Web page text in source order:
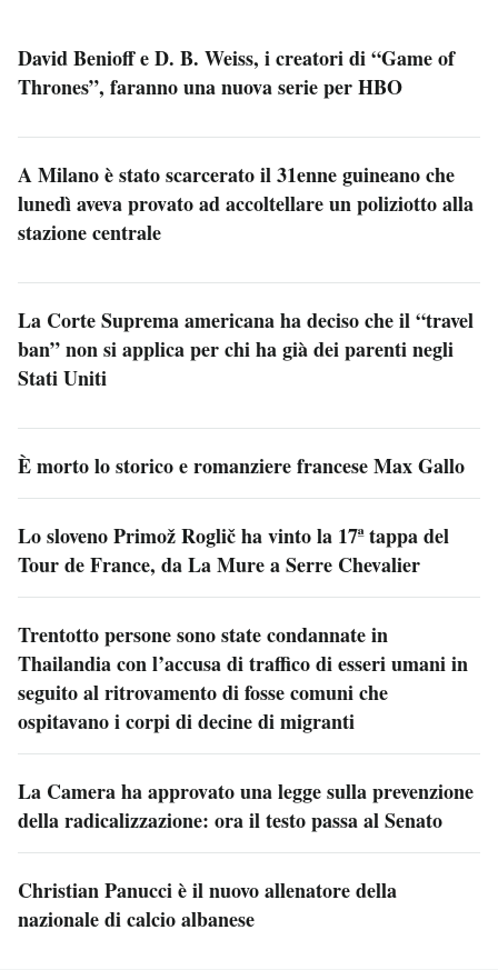
David Benioff e D. B. Weiss, i creatori di “Game of
Thrones”, faranno una nuova serie per HBO
A Milano è stato scarcerato il 31enne guineano che
lunedì aveva provato ad accoltellare un poliziotto alla
stazione centrale
La Corte Suprema americana ha deciso che il “travel
ban” non si applica per chi ha già dei parenti negli
Stati Uniti
È morto lo storico e romanziere francese Max Gallo
Lo sloveno Primož Roglič ha vinto la 17ª tappa del
Tour de France, da La Mure a Serre Chevalier
Trentotto persone sono state condannate in
Thailandia con l’accusa di traffico di esseri umani in
seguito al ritrovamento di fosse comuni che
ospitavano i corpi di decine di migranti
La Camera ha approvato una legge sulla prevenzione
della radicalizzazione: ora il testo passa al Senato
Christian Panucci è il nuovo allenatore della
nazionale di calcio albanese